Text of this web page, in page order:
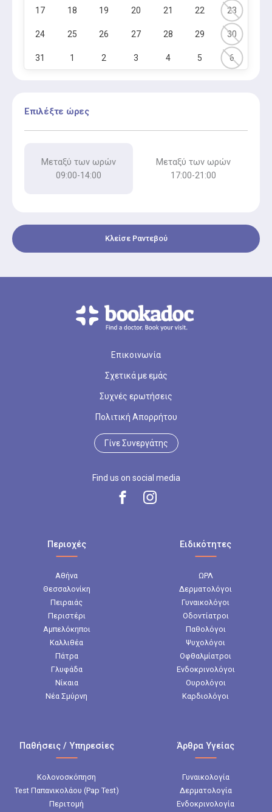
17 18 19 20 21 22 23
24 25 26 27 28 29 30
31 1 2 3 4 5 6
Επιλέξτε ώρες
Μεταξύ των ωρών
09:00-14:00
Μεταξύ των ωρών
17:00-21:00
Κλείσε Ραντεβού
Επικοινωνία
Σχετικά με εμάς
Συχνές ερωτήσεις
Πολιτική Απορρήτου
Γίνε Συνεργάτης
Find us on social media
Περιοχές
Αθήνα
Θεσσαλονίκη
Πειραιάς
Περιστέρι
Αμπελόκηποι
Καλλιθέα
Πάτρα
Γλυφάδα
Νίκαια
Νέα Σμύρνη
Ειδικότητες
ΩΡΛ
Δερματολόγοι
Γυναικολόγοι
Οδοντίατροι
Παθολόγοι
Ψυχολόγοι
Οφθαλμίατροι
Ενδοκρινολόγοι
Ουρολόγοι
Καρδιολόγοι
Παθήσεις / Υπηρεσίες
Κολονοσκόπηση
Test Παπανικολάου (Pap Test)
Περιτομή
Άρθρα Υγείας
Γυναικολογία
Δερματολογία
Ενδοκρινολογία